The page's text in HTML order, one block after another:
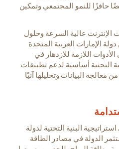
حافزًا للنمو المجتمعي وتمكين
الإنترنت عالية السرعة وحلول
الإمارات العربية المتحدة
اللازمة للازدهار في
التحتية أساسية لدعم تطبيقات
البيانات وتحليلها آنيًا
البنية التحتية لدولة
الدولة في مصادر الطاقة